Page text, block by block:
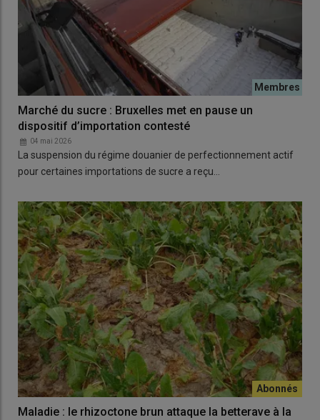
Marché du sucre : Bruxelles met en pause un
dispositif d’importation contesté
04 mai 2026
La suspension du régime douanier de perfectionnement actif
pour certaines importations de sucre a reçu…
Maladie : le rhizoctone brun attaque la betterave à la